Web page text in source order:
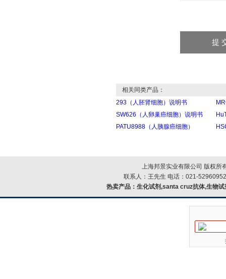
相关同类产品：
293（人胚肾细胞）说明书
SW626（人卵巢癌细胞）说明书
PATU8988（人胰腺癌细胞）
上海邦景实业有限公司 版权所
联系人：王先生 电话：021-
热卖产品： 生化试剂,santa cruz抗体,生物